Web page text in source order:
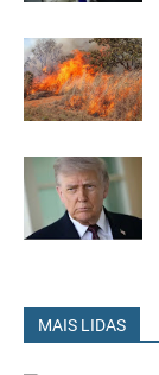
MAIS LIDAS